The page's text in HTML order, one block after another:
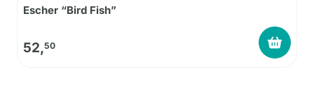
Escher “Bird Fish”
52,50